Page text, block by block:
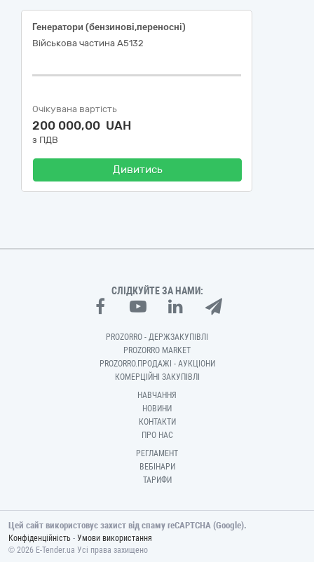
Генератори (бензинові,переносні)
Військова частина А5132
Очікувана вартість
200 000,00 UAH
з ПДВ
Дивитись
СЛІДКУЙТЕ ЗА НАМИ:
PROZORRO - ДЕРЖЗАКУПІВЛІ
PROZORRO MARKET
PROZORRO.ПРОДАЖІ - АУКЦІОНИ
КОМЕРЦІЙНІ ЗАКУПІВЛІ
НАВЧАННЯ
НОВИНИ
КОНТАКТИ
ПРО НАС
РЕГЛАМЕНТ
ВЕБІНАРИ
ТАРИФИ
Цей сайт використовує захист від спаму reCAPTCHA (Google).
Конфіденційність - Умови використання
© 2026 E-Tender.ua Усі права захищено